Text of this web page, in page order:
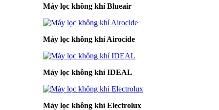
Máy lọc không khí Blueair
Máy lọc không khí Airocide
Máy lọc không khí IDEAL
Máy lọc không khí Electrolux